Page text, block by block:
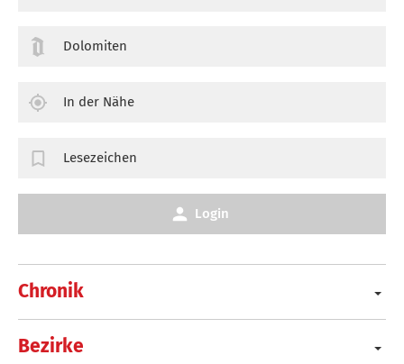
Chronik
Bezirke
Dolomiten
In der Nähe
Lesezeichen
Login